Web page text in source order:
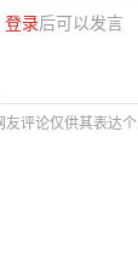
登录后可以发言
友评论仅供其表达